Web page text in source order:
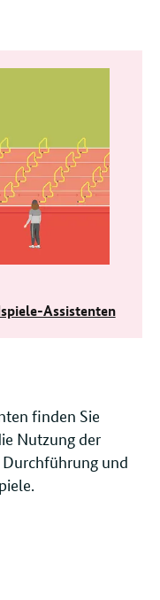
Assistenten
finden Sie
Nutzung der
und